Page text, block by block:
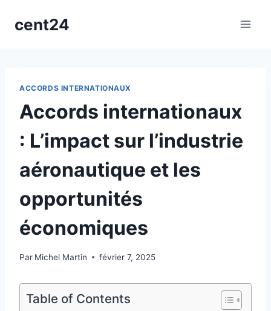
cent24
ACCORDS INTERNATIONAUX
Accords internationaux
: L’impact sur l’industrie
aéronautique et les
opportunités
économiques
Par Michel Martin février 7, 2025
Table of Contents